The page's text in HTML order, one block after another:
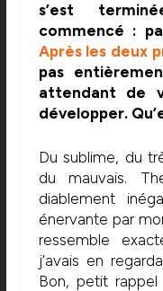
s’est
commencé :
Après les deux
pas
attendant de
développer.
Du sublime, du
du mauvais.
diablement
énervante par
ressemble
j’avais en
Bon, petit rappel